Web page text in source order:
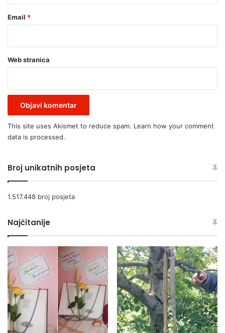
Email *
Web stranica
This site uses Akismet to reduce spam. Learn how your comment
data is processed.
Broj unikatnih posjeta
1.517.448 broj posjeta
Najčitanije